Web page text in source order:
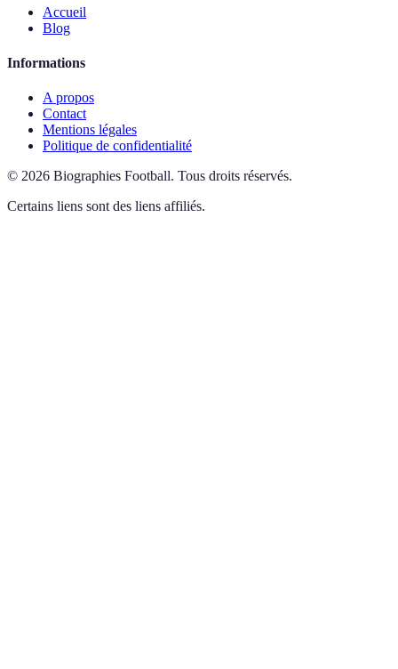
Accueil
Blog
Informations
A propos
Contact
Mentions légales
Politique de confidentialité
© 2026 Biographies Football. Tous droits réservés.
Certains liens sont des liens affiliés.